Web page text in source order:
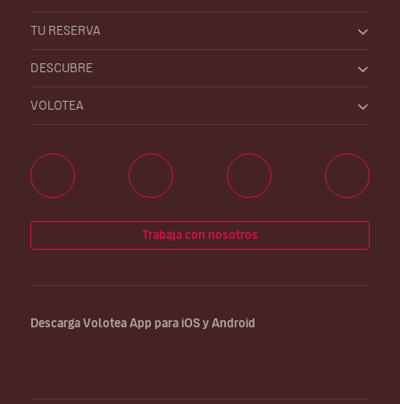
TU RESERVA
DESCUBRE
VOLOTEA
Trabaja con nosotros
Descarga Volotea App para iOS y Android